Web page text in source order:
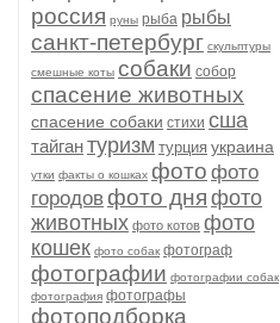
россия руны рыба рыбы
санкт-петербург скульптуры
смешные коты собаки собор
спасение животных
спасение собаки стихи сша
тайгантуризм турция украина
утки факты о кошках фото фото
городовфото дня фото
животных фото котов фото
кошек фото собак фотограф
фотографии фотографии собак
фотография фотографы
фотоподборка